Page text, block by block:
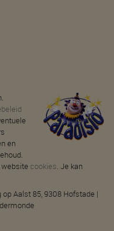
en
website cookies. Je kan
Aalst 85, 9308 Hofstade |